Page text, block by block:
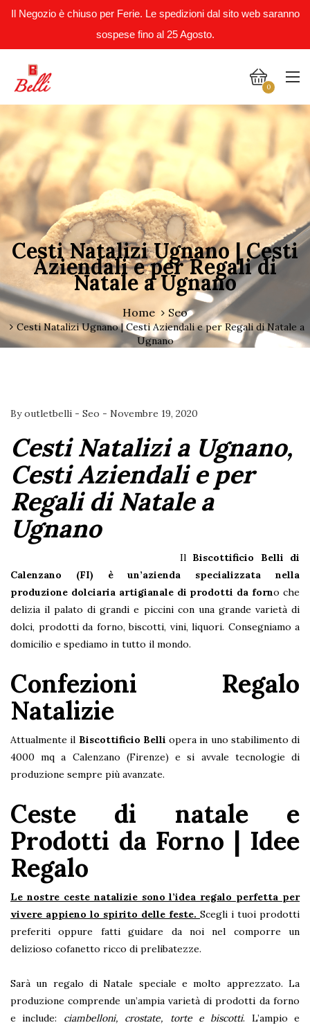
Il Negozio è chiuso per Ferie. Le spedizioni dal sito web saranno
sospese fino al 25 Agosto.
0
Cesti Natalizi Ugnano | Cesti
Aziendali e per Regali di
Natale a Ugnano
Home Seo
Cesti Natalizi Ugnano | Cesti Aziendali e per Regali di Natale a
Ugnano
Byoutletbelli - Seo - Novembre 19, 2020
Cesti Natalizi a Ugnano,
Cesti Aziendali e per
Regali di Natale a
Ugnano
Il Biscottificio Belli di
Calenzano (FI)
è un’azienda specializzata nella
produzione dolciaria artigianale di prodotti da forno che
delizia il palato di grandi e piccini con una grande varietà di
dolci, prodotti da forno, biscotti, vini, liquori. Consegniamo a
domicilio e spediamo in tutto il mondo.
Confezioni Regalo
Natalizie
Attualmente il Biscottificio Belli opera in uno stabilimento di
4000 mq a Calenzano (Firenze) e si avvale tecnologie di
produzione sempre più avanzate.
Ceste di natale e
Prodotti da Forno | Idee
Regalo
Le nostre ceste natalizie sono l’idea regalo perfetta per
vivere appieno lo spirito delle feste. Scegli i tuoi prodotti
preferiti oppure fatti guidare da noi nel comporre un
delizioso cofanetto ricco di prelibatezze.
Sarà un regalo di Natale speciale e molto apprezzato. La
produzione comprende un’ampia varietà di prodotti da forno
e include: ciambelloni, crostate, torte e biscotti. L’ampio e